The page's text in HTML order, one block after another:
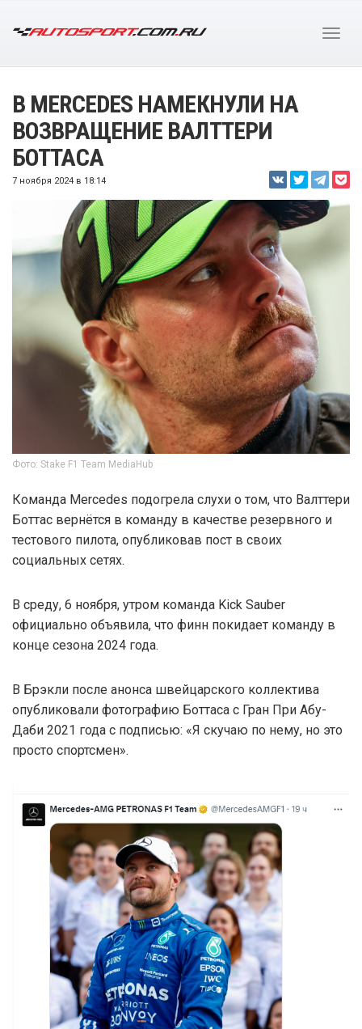
В MERCEDES НАМЕКНУЛИ НА
ВОЗВРАЩЕНИЕ ВАЛТТЕРИ
БОТТАСА
7 ноября 2024 в 18:14
Фото: Stake F1 Team MediaHub
Команда Mercedes подогрела слухи о том, что Валттери
Боттас вернётся в команду в качестве резервного и
тестового пилота, опубликовав пост в своих
социальных сетях.
В среду, 6 ноября, утром команда Kick Sauber
официально объявила, что финн покидает команду в
конце сезона 2024 года.
В Брэкли после анонса швейцарского коллектива
опубликовали фотографию Боттаса с Гран При Абу-
Даби 2021 года с подписью: «Я скучаю по нему, но это
просто спортсмен».